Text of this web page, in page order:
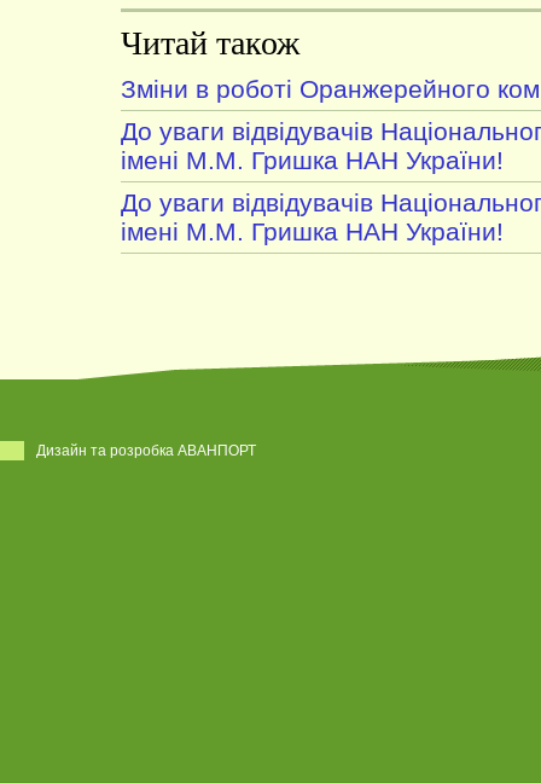
Читай також
Зміни в роботі Оранжерейного
До уваги відвідувачів
імені М.М. Гришка НАН України!
До уваги відвідувачів
імені М.М. Гришка НАН України!
Дизайн та розробка АВАНПОРТ